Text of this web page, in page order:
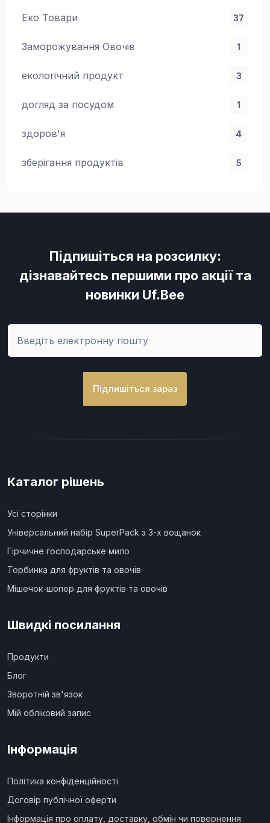
Еко Товари 37
Заморожування Овочів 1
екологічний продукт 3
догляд за посудом 1
здоров'я 4
зберігання продуктів 5
Підпишіться на розсилку:
дізнавайтесь першими про акції та
новинки Uf.Bee
Підпишіться зараз
Каталог рішень
Усі сторінки
Універсальний набір SuperPack з 3-х вощанок
Гірчичне господарське мило
Торбинка для фруктів та овочів
Мішечок-шопер для фруктів та овочів
Швидкі посилання
Продукти
Блог
Зворотній зв'язок
Мій обліковий запис
Інформація
Політика конфіденційності
Договір публічної оферти
Інформація про оплату, доставку, обмін чи повернення